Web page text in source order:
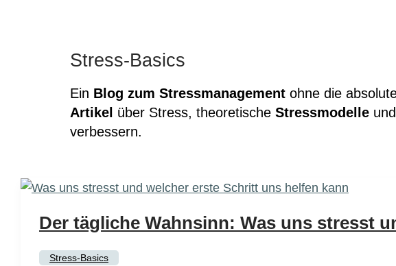
Stress-Basics
Ein Blog zum Stressmanagement ohne die
Artikel über Stress, theoretische Stressmodelle und
verbessern.
Der tägliche Wahnsinn: Was uns stresst
Stress-Basics